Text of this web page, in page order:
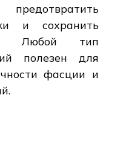
и сохранить
Любой тип
полезен для
фасции и